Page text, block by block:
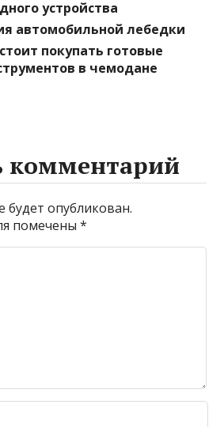
устройства
автомобильной лебедки
покупать готовые
в чемодане
комментарий
будет опубликован.
помечены*